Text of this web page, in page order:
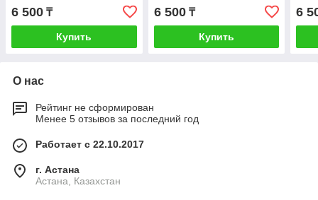
6 500 ₸
Купить
6 500₸
Купить
6
О нас
Рейтинг не сформирован
Менее 5 отзывов за последний год
Работает с 22.10.2017
г. Астана
Астана, Казахстан